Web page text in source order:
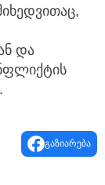
და
გაზიარება